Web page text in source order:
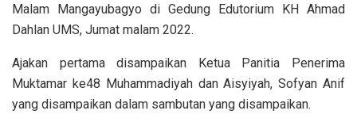
Malam Mangayubagyo di Gedung Edutorium KH Ahmad
Dahlan UMS, Jumat malam 2022.
Ajakan pertama disampaikan Ketua Panitia Penerima
Muktamar ke48 Muhammadiyah dan Aisyiyah, Sofyan Anif
yang disampaikan dalam sambutan yang disampaikan.